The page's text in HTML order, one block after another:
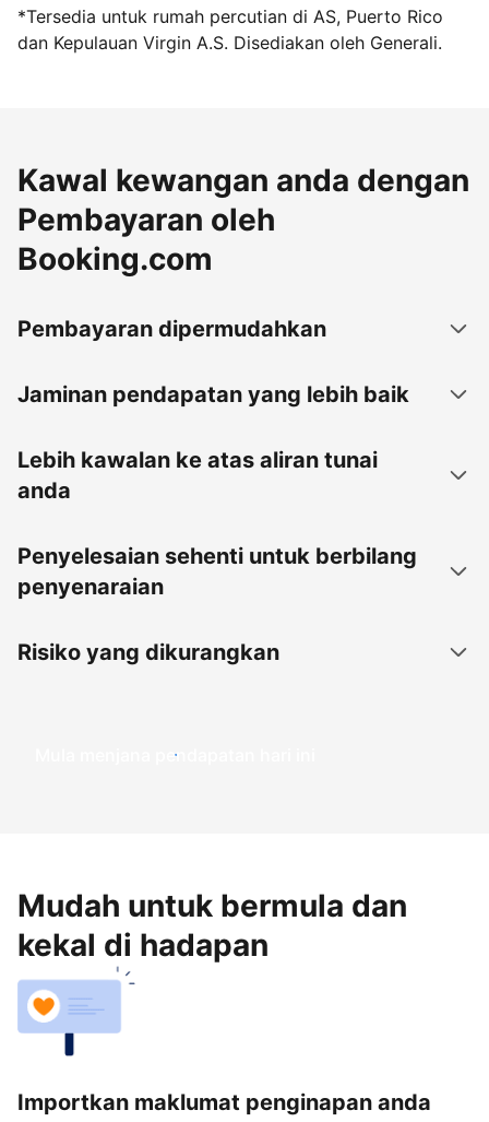
*Tersedia untuk rumah percutian di AS, Puerto Rico
dan Kepulauan Virgin A.S. Disediakan oleh Generali.
Kawal kewangan anda dengan
Pembayaran oleh
Booking.com
Pembayaran dipermudahkan
Jaminan pendapatan yang lebih baik
Lebih kawalan ke atas aliran tunai
anda
Penyelesaian sehenti untuk berbilang
penyenaraian
Risiko yang dikurangkan
Mula menjana pendapatan hari ini
Mudah untuk bermula dan
kekal di hadapan
Importkan maklumat penginapan anda